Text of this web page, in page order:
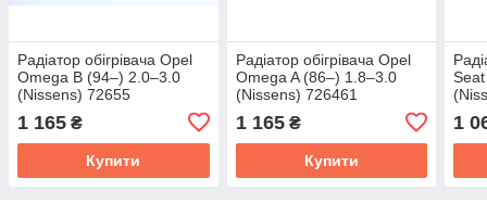
Радіатор обігрівача Opel
Omega B (94–) 2.0–3.0
(Nissens) 72655
1 165 ₴
Купити
Радіатор обігрівача Opel
Omega A (86–) 1.8–3.0
(Nissens) 726461
1 165₴
Купити
1